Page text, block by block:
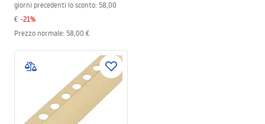
giorni precedenti lo sconto: 58,00
€ -21%
Prezzo normale: 58,00 €